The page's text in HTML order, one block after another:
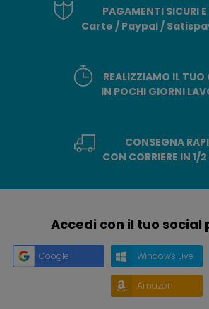
PAGAMENTI SICURI
Carte / Paypal /
REALIZZIAMO IL TUO
IN POCHI GIORNI
CONSEGNA
CON CORRIERE IN 1/
Accedi con il tuo
Google Windows Live
Amazon